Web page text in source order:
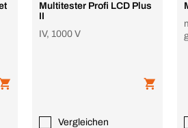
Multitester Profi LCD Plus
II
IV, 1000 V
Vergleichen